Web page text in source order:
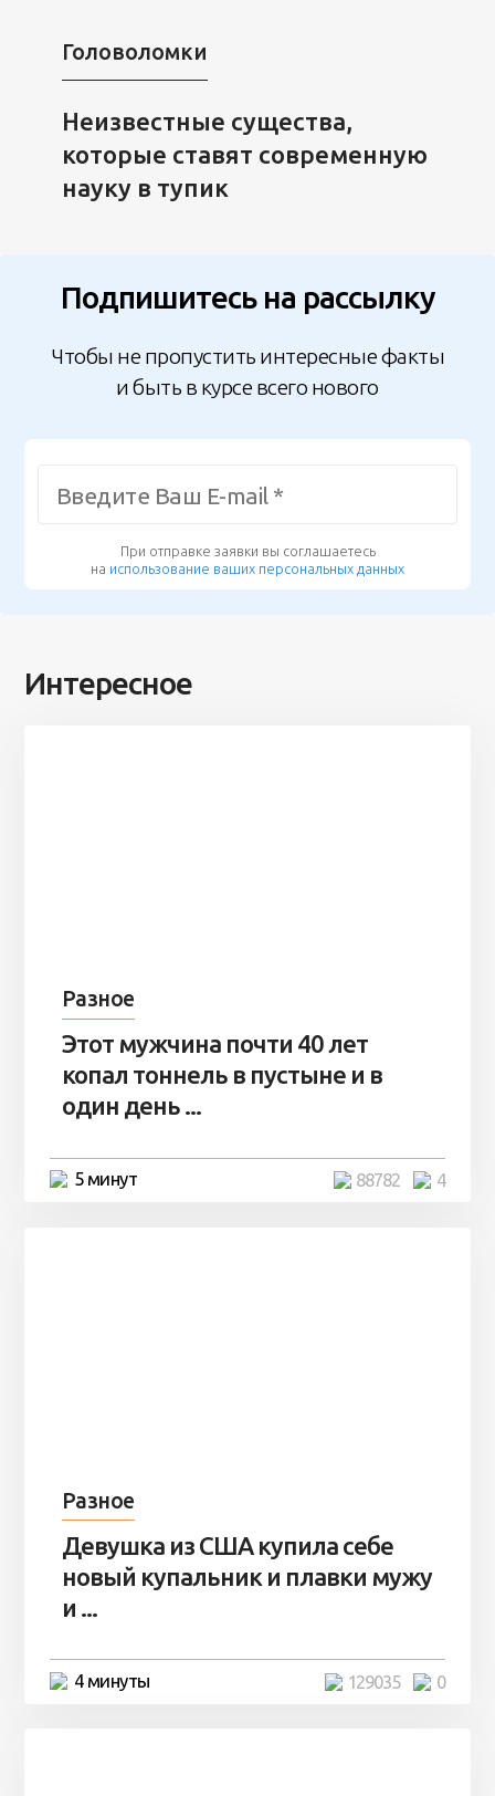
Головоломки
Неизвестные существа,
которые ставят современную
науку в тупик
Подпишитесь на рассылку
Чтобы не пропустить интересные факты
и быть в курсе всего нового
При отправке заявки вы соглашаетесь
на использование ваших персональных данных
Интересное
Разное
Этот мужчина почти 40 лет
копал тоннель в пустыне и в
один день ...
5 минут 4
88782
Разное
Девушка из США купила себе
новый купальник и плавки мужу
и ...
4 минуты 0
129035